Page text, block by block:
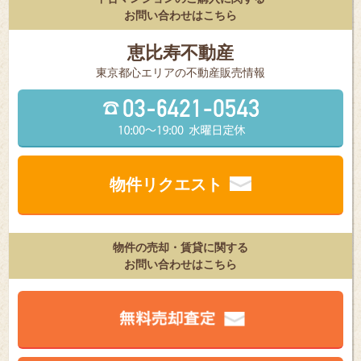
お問い合わせはこちら
恵比寿不動産
東京都⼼エリアの不動産販売情報
物件リクエスト
物件の売却・賃貸に関する
お問い合わせはこちら